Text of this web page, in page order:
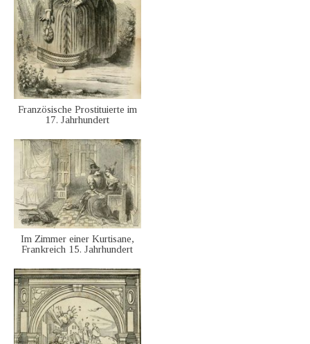
Französische Prostituierte im
17. Jahrhundert
Im Zimmer einer Kurtisane,
Frankreich 15. Jahrhundert